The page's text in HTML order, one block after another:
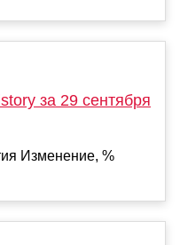
за 29 сентября
Изменение, %